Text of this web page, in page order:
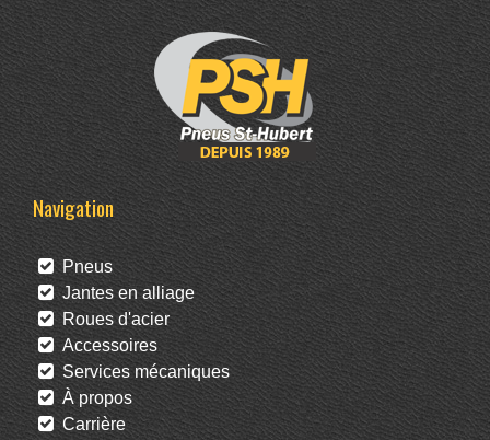
Navigation
Pneus
Jantes en alliage
Roues d'acier
Accessoires
Services mécaniques
À propos
Carrière